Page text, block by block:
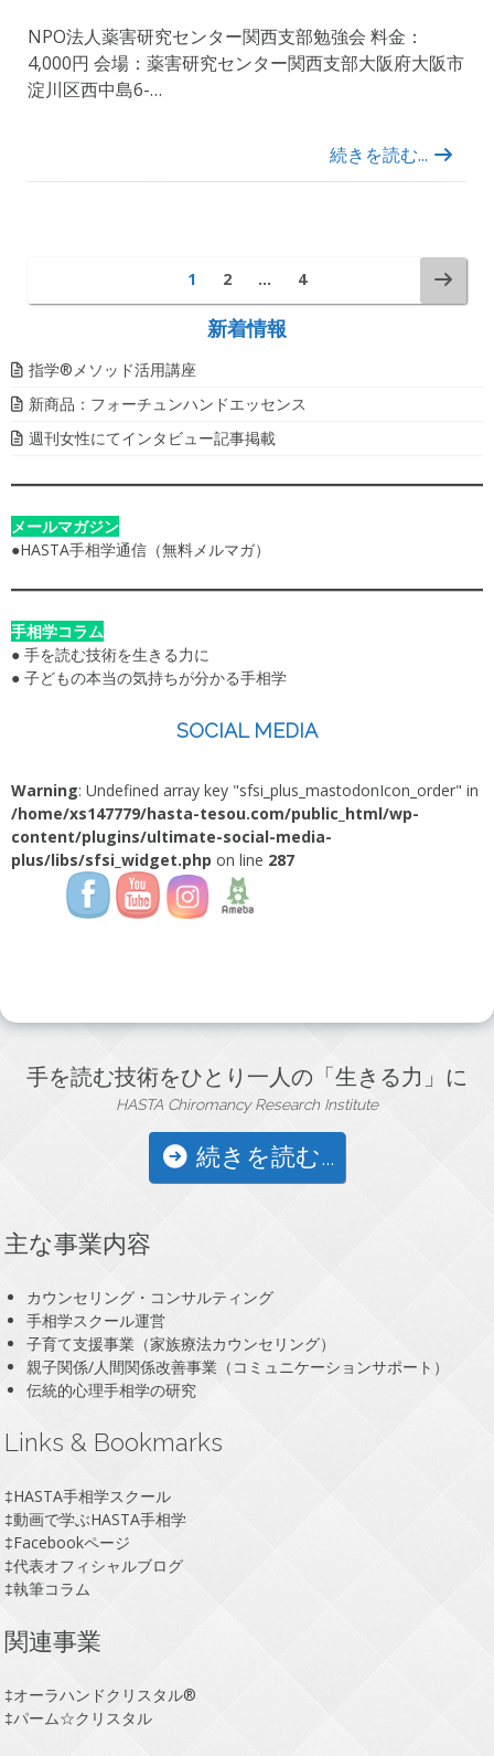
NPO法人薬害研究センター関西支部勉強会 料金：
4,000円 会場：薬害研究センター関西支部大阪府大阪市
淀川区西中島6-…
続きを読む...
1 2 … 4
新着情報
指学®️メソッド活用講座
新商品：フォーチュンハンドエッセンス
週刊女性にてインタビュー記事掲載
メールマガジン
●HASTA手相学通信（無料メルマガ）
手相学コラム
● 手を読む技術を生きる力に
● 子どもの本当の気持ちが分かる手相学
SOCIAL MEDIA
Warning: Undefined array key "sfsi_plus_mastodonIcon_order" in
/home/xs147779/hasta-tesou.com/public_html/wp-
content/plugins/ultimate-social-media-
plus/libs/sfsi_widget.php on line 287
手を読む技術をひとり一人の「生きる力」に
HASTA Chiromancy Research Institute
続きを読む...
主な事業内容
カウンセリング・コンサルティング
手相学スクール運営
子育て支援事業（家族療法カウンセリング）
親子関係/人間関係改善事業（コミュニケーションサポート）
伝統的心理手相学の研究
Links & Bookmarks
‡HASTA手相学スクール
‡動画で学ぶHASTA手相学
‡Facebookページ
‡代表オフィシャルブログ
‡執筆コラム
関連事業
‡オーラハンドクリスタル®
‡パーム☆クリスタル